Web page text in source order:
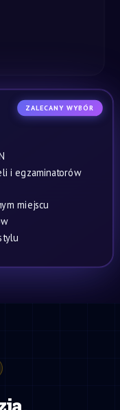
ZALECANY WYBÓR
i egzaminatorów
miejscu